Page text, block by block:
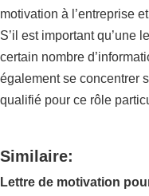
motivation à l’entreprise
S’il est important qu’une
certain nombre
également se concentrer
qualifié pour ce rôle
Similaire:
Lettre de motivation